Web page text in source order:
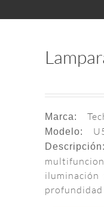
Marca:
Modelo:
iluminación